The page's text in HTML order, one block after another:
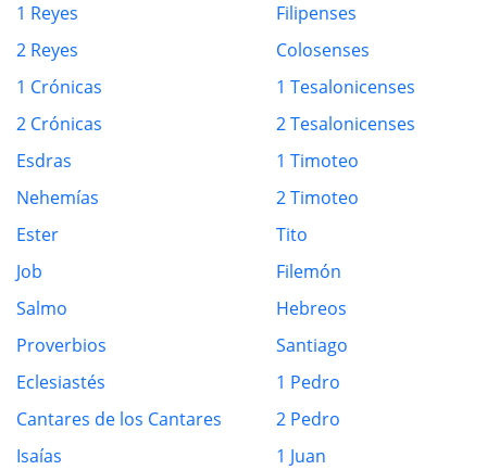
1 Reyes
2 Reyes
1 Crónicas
2 Crónicas
Esdras
Nehemías
Ester
Job
Salmo
Proverbios
Eclesiastés
Cantares de los Cantares
Isaías
Filipenses
Colosenses
1 Tesalonicenses
2 Tesalonicenses
1 Timoteo
2 Timoteo
Tito
Filemón
Hebreos
Santiago
1 Pedro
2 Pedro
1 Juan